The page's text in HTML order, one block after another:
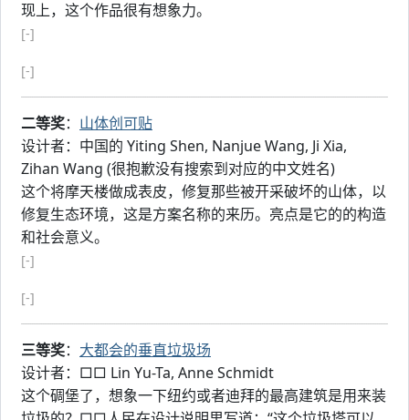
现上，这个作品很有想象力。
[-]
[-]
二等奖： 山体创可贴
设计者：中国的 Yiting Shen, Nanjue Wang, Ji Xia,
Zihan Wang (很抱歉没有搜索到对应的中文姓名)
这个将摩天楼做成表皮，修复那些被开采破坏的山体，以
修复生态环境，这是方案名称的来历。亮点是它的的构造
和社会意义。
[-]
[-]
三等奖： 大都会的垂直垃圾场
设计者：□□ Lin Yu-Ta, Anne Schmidt
这个碉堡了，想象一下纽约或者迪拜的最高建筑是用来装